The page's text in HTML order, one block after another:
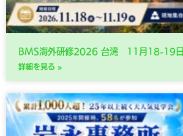
BMS海外研修2026 台湾 11月18-19日
詳細を見る »